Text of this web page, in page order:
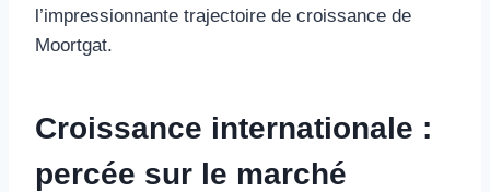
l’impressionnante trajectoire de croissance de
Moortgat.
Croissance internationale :
percée sur le marché